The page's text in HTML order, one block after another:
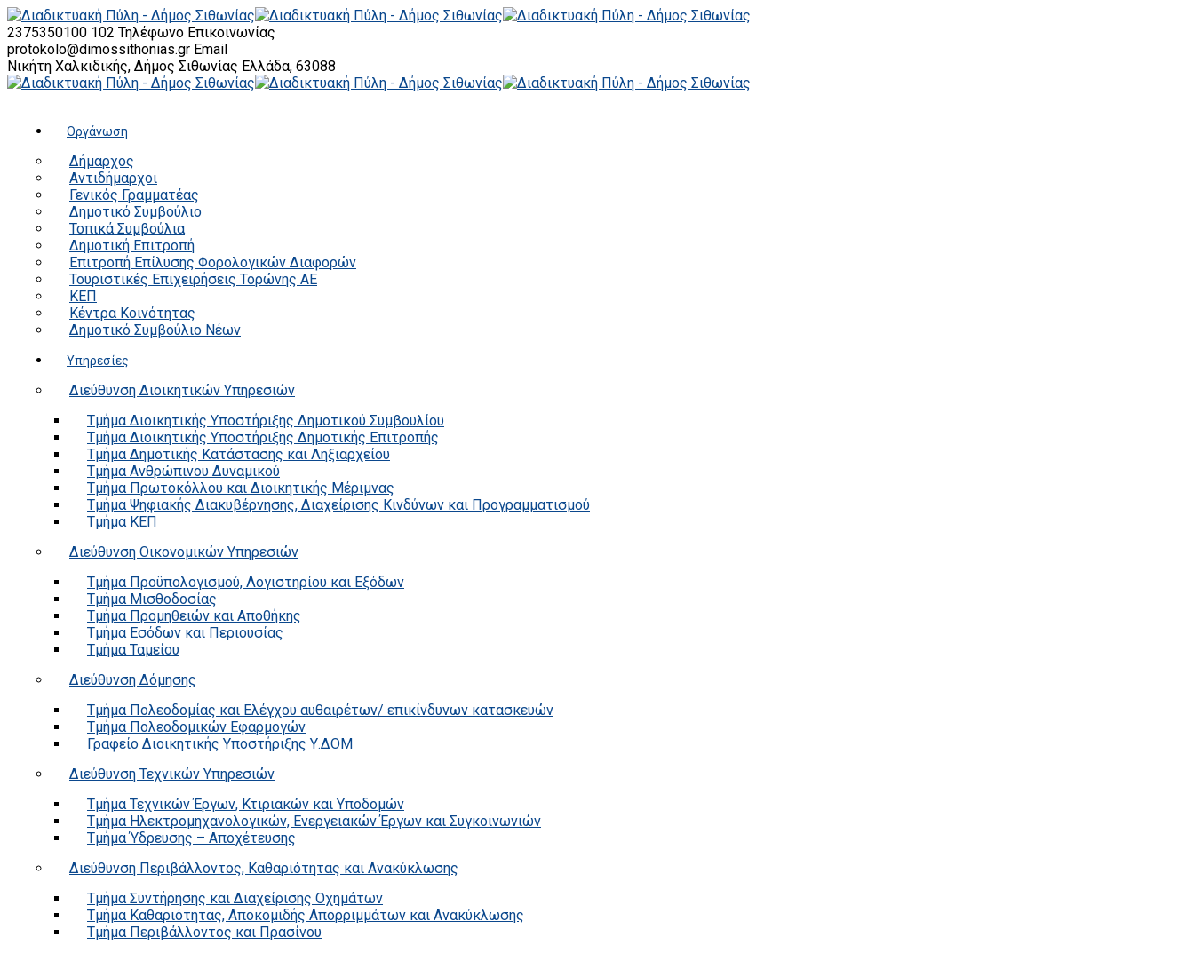
2375350100 102 Τηλέφωνο Επικοινωνίας
protokolo@dimossithonias.gr Email
Νικήτη Χαλκιδικής, Δήμος Σιθωνίας Ελλάδα, 63088
Οργάνωση
Δήμαρχος
Αντιδήμαρχοι
Γενικός Γραμματέας
Δημοτικό Συμβούλιο
Τοπικά Συμβούλια
Δημοτική Επιτροπή
Επιτροπή Επίλυσης Φορολογικών Διαφορών
Τουριστικές Επιχειρήσεις Τορώνης ΑΕ
ΚΕΠ
Κέντρα Κοινότητας
Δημοτικό Συμβούλιο Νέων
Υπηρεσίες
Διεύθυνση Διοικητικών Υπηρεσιών
Τμήμα Διοικητικής Υποστήριξης Δημοτικού Συμβουλίου
Τμήμα Διοικητικής Υποστήριξης Δημοτικής Επιτροπής
Τμήμα Δημοτικής Κατάστασης και Ληξιαρχείου
Τμήμα Ανθρώπινου Δυναμικού
Τμήμα Πρωτοκόλλου και Διοικητικής Μέριμνας
Τμήμα Ψηφιακής Διακυβέρνησης, Διαχείρισης Κινδύνων και Προγραμματισμού
Τμήμα ΚΕΠ
Διεύθυνση Οικονομικών Υπηρεσιών
Τμήμα Προϋπολογισμού, Λογιστηρίου και Εξόδων
Τμήμα Μισθοδοσίας
Τμήμα Προμηθειών και Αποθήκης
Τμήμα Εσόδων και Περιουσίας
Τμήμα Ταμείου
Διεύθυνση Δόμησης
Τμήμα Πολεοδομίας και Ελέγχου αυθαιρέτων/ επικίνδυνων κατασκευών
Τμήμα Πολεοδομικών Εφαρμογών
Γραφείο Διοικητικής Υποστήριξης Υ.ΔΟΜ
Διεύθυνση Τεχνικών Υπηρεσιών
Τμήμα Τεχνικών Έργων, Κτιριακών και Υποδομών
Τμήμα Ηλεκτρομηχανολογικών, Ενεργειακών Έργων και Συγκοινωνιών
Τμήμα Ύδρευσης – Αποχέτευσης
Διεύθυνση Περιβάλλοντος, Καθαριότητας και Ανακύκλωσης
Τμήμα Συντήρησης και Διαχείρισης Οχημάτων
Τμήμα Καθαριότητας, Αποκομιδής Απορριμμάτων και Ανακύκλωσης
Τμήμα Περιβάλλοντος και Πρασίνου